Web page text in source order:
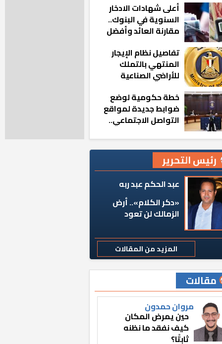
المناصب؟
أعلى شهادات الادخار
السنوية في البنوك..
مقارنة العائد وأفضل
تفاصيل نظام الإيجار
المنتهي بالتملك
للأراضي الصناعية
خطة حكومية لوضع
ضوابط جديدة لمواقع
التواصل الاجتماعي..
رئيس التحرير
عبد الحكم عبد ربه
«دكر الكلام».. أرض
الزمالك لن تعود
المزيد من المقالات
مقالات
مروان حمدون
حين يمرض المكان
كيف نفقد ما نظنه
ثابتًا؟